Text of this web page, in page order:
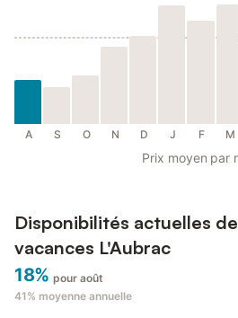
A S O N D J F M
Prix moyen par
Disponibilités actuelles
vacances L'Aubrac
18% pour août
41% moyenne annuelle